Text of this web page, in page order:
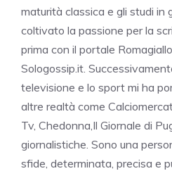
maturità classica e gli studi in
coltivato la passione per la
prima con il portale
Sologossip.it.
televisione e lo sport mi ha
altre realtà come
Tv, Chedonna,Il Giornale di
giornalistiche. Sono una
sfide, determinata, precisa e